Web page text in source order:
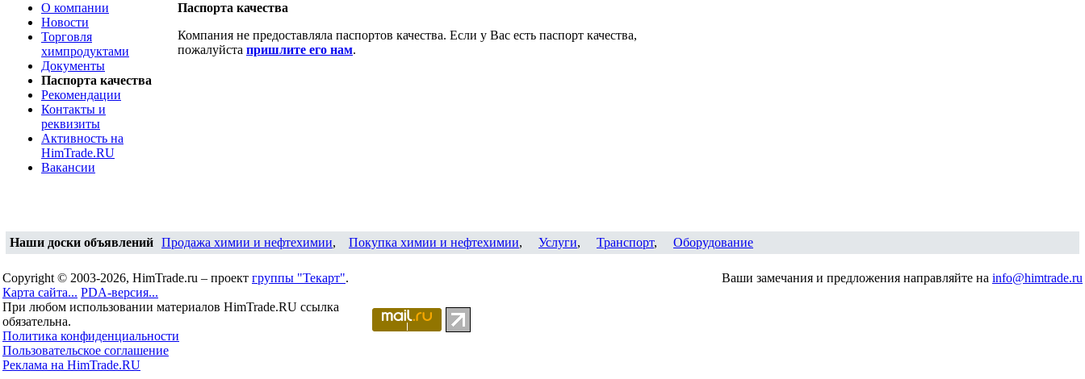
О компании
Новости
Торговля
химпродуктами
Документы
Паспорта качества
Рекомендации
Контакты и
реквизиты
Активность на
HimTrade.RU
Вакансии
Паспорта качества
Компания не предоставляла паспортов качества. Если у Вас есть паспорт качества,
пожалуйста пришлите его нам.
Наши доски объявлений Продажа химии и нефтехимии, Покупка химии и нефтехимии, Услуги, Транспорт, Оборудование
Copyright © 2003-2026, HimTrade.ru – проект группы "Текарт".
Карта сайта... PDA-версия...
При любом использовании материалов HimTrade.RU ссылка
обязательна.
Политика конфиденциальности
Пользовательское соглашение
Реклама на HimTrade.RU
Ваши замечания и предложения направляйте на info@himtrade.ru